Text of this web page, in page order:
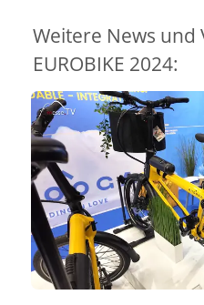
Weitere News und
EUROBIKE 2024: